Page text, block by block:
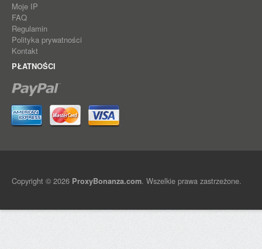
Moje IP
FAQ
Regulamin
Polityka prywatności
Kontakt
PŁATNOŚCI
Copyright © 2026 ProxyBonanza.com. Wszelkie prawa zastrzeżone.